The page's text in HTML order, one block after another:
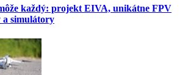
každý: projekt EIVA, unikátne FPV
a simulátory